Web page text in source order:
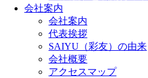
会社案内
会社案内
代表挨拶
SAIYU（彩友）の由来
会社概要
アクセスマップ